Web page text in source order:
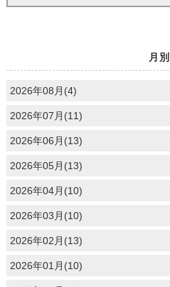
月別
2026年08月(4)
2026年07月(11)
2026年06月(13)
2026年05月(13)
2026年04月(10)
2026年03月(10)
2026年02月(13)
2026年01月(10)